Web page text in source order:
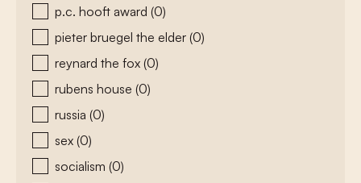
p.c. hooft award (0)
pieter bruegel the elder (0)
reynard the fox (0)
rubens house (0)
russia (0)
sex (0)
socialism (0)